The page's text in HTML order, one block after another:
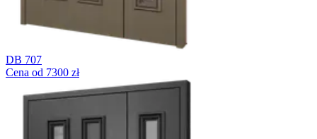
DB 707
Cena od 7300 zł